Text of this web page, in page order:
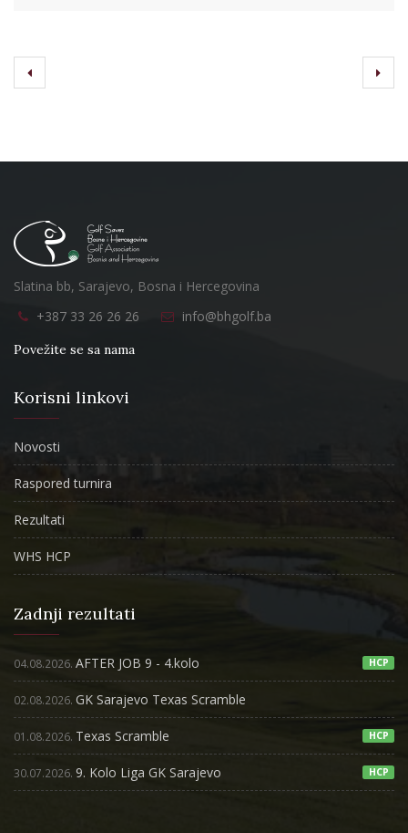
Slatina bb, Sarajevo, Bosna i Hercegovina
+387 33 26 26 26
info@bhgolf.ba
Povežite se sa nama
Korisni linkovi
Novosti
Raspored turnira
Rezultati
WHS HCP
Zadnji rezultati
04.08.2026. AFTER JOB 9 - 4.kolo HCP
02.08.2026. GK Sarajevo Texas Scramble
01.08.2026. Texas Scramble HCP
30.07.2026. 9. Kolo Liga GK Sarajevo HCP